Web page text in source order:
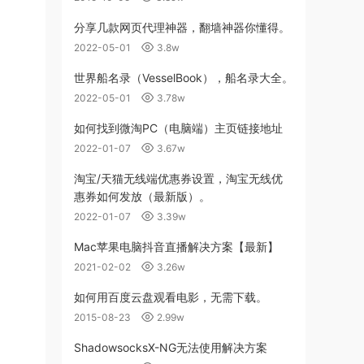
分享几款网页代理神器，翻墙神器你懂得。
2022-05-01 3.8w
世界船名录（VesselBook），船名录大全。
2022-05-01 3.78w
如何找到微淘PC（电脑端）主页链接地址
2022-01-07 3.67w
淘宝/天猫无线端优惠券设置，淘宝无线优
惠券如何发放（最新版）。
2022-01-07 3.39w
Mac苹果电脑抖音直播解决方案【最新】
2021-02-02 3.26w
如何用百度云盘观看电影，无需下载。
2015-08-23 2.99w
ShadowsocksX-NG无法使用解决方案